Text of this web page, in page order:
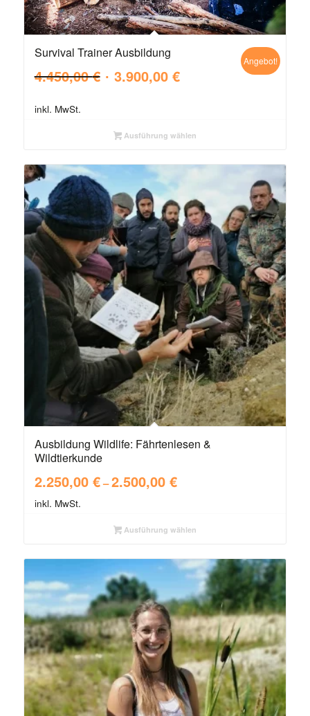
Survival Trainer Ausbildung
4.450,00€ Ursprünglicher
3.900,00 €Aktueller
Angebot!
inkl. MwSt.
Ausführung wählen
Ausbildung Wildlife: Fährtenlesen &
Wildtierkunde
2.250,00 €–2.500,00 €
inkl. MwSt.
Ausführung wählen